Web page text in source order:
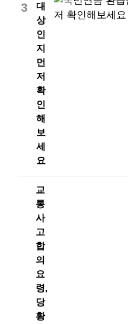
3
대
상
인
지
먼
저
확
인
해
보
세
요
교
통
사
고
합
의
요
령,
당
황